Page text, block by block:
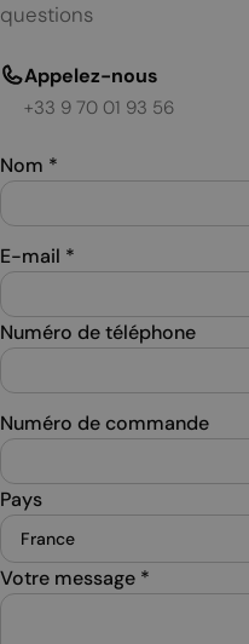
questions
Appelez-nous
+33 9 70 01 93 56
Nom *
E-mail *
Numéro de téléphone
Numéro de commande
Pays
Votre message *